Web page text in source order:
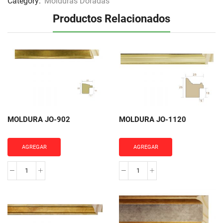
Productos Relacionados
MOLDURA JO-902
AGREGAR
MOLDURA
cantidad
MOLDURA JO-1120
AGREGAR
MOLDURA
1120
cantidad